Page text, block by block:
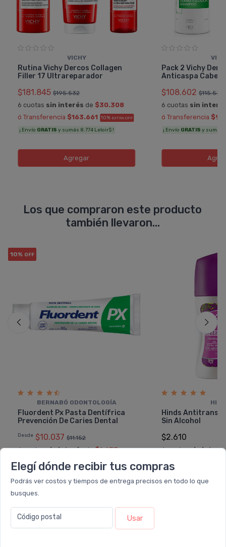
Elegí dónde recibir tus compras
Podrás ver costos y tiempos de entrega precisos en todo lo que
busques.
Código postal Usar
VICHY
Rutina Vichy Dercos Collagen
Filler 17 Ultrareparador
$181.845 $195.532
6 cuotas sin interés de $30.308
ó Transferencia $163.661 10% EXTRA OFF
¡ Envío GRATIS y sumás 8.774 Leloir$ !
Agregar
Pack 2 Vichy
Anticaspa
$108.602 $115.534
6 cuotas sin
ó Transferencia
¡ Envío GRATIS y sumás
Los que compraron este producto
también llevaron...
10% OFF
BERNABÓ ODONTOLOGÍ­A
Fluordent Px Pasta Dentí­frica
Prevención De Caries Dental
Desde $10.037 $11.152
6 cuotassin interésde$1.673
ó Transferencia
10% EXTRA OFF
Sumás 1.901 Leloir$
Hinds
Sin Alcohol
$2.610
6 cuotassin